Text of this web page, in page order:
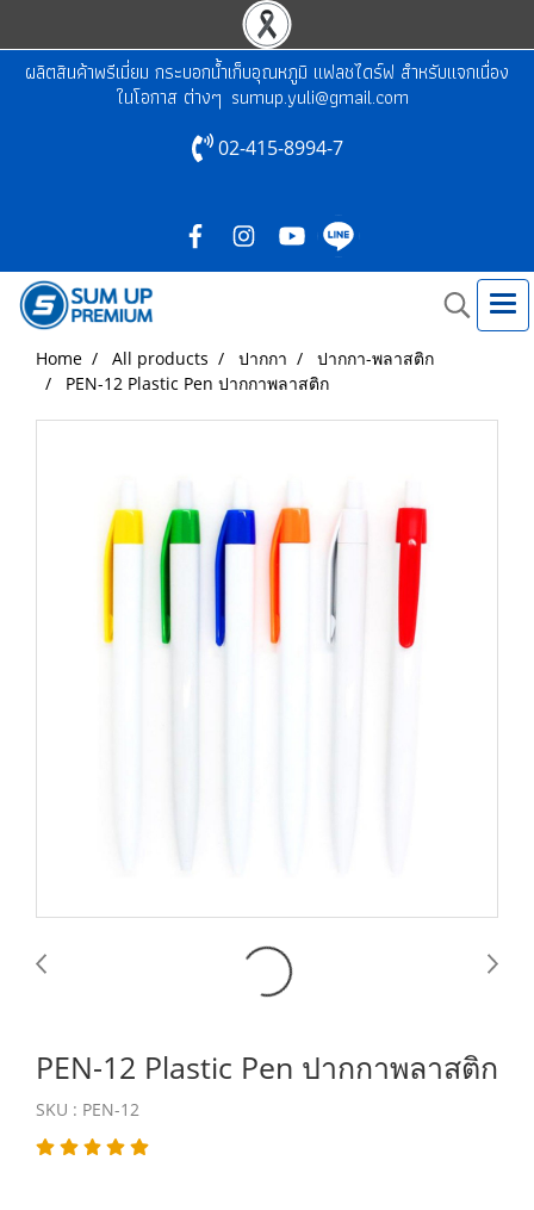
ผลิตสินค้าพรีเมี่ยม กระบอกน้ำเก็บอุณหภูมิ แฟลชไดร์ฟ สำหรับแจกเนื่อง
ในโอกาส ต่างๆ sumup.yuli@gmail.com
02-415-8994-7
Home All products ปากกา
ปากกา-พลาสติก
PEN-12 Plastic Pen ปากกาพลาสติก
PEN-12 Plastic Pen ปากกาพลาสติก
SKU : PEN-12